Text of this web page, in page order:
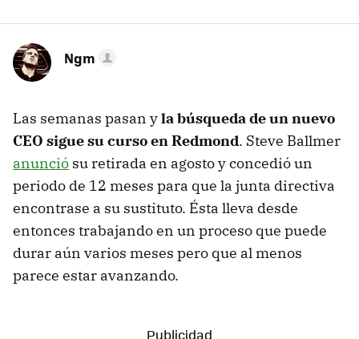
Ngm
Las semanas pasan yla búsqueda de un nuevo
CEO sigue su curso en Redmond. Steve Ballmer
anunció su retirada en agosto y concedió un
periodo de 12 meses para que la junta directiva
encontrase a su sustituto. Ésta lleva desde
entonces trabajando en un proceso que puede
durar aún varios meses pero que al menos
parece estar avanzando.